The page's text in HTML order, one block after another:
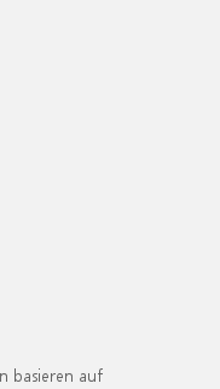
basieren auf